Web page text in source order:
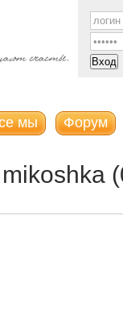
мы Форум
mikoshka